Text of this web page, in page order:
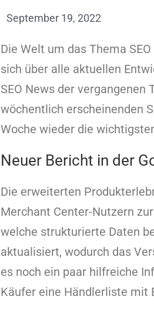
September 19, 2022
Die Welt um das Thema
sich über alle aktuellen
SEO News der vergangenen
wöchentlich erscheinenden
Woche wieder die
Neuer Bericht in der
Die erweiterten
Merchant Center-Nutzern
welche strukturierte Daten
aktualisiert, wodurch das
es noch ein paar hilfreiche
Käufer eine Händlerliste mit